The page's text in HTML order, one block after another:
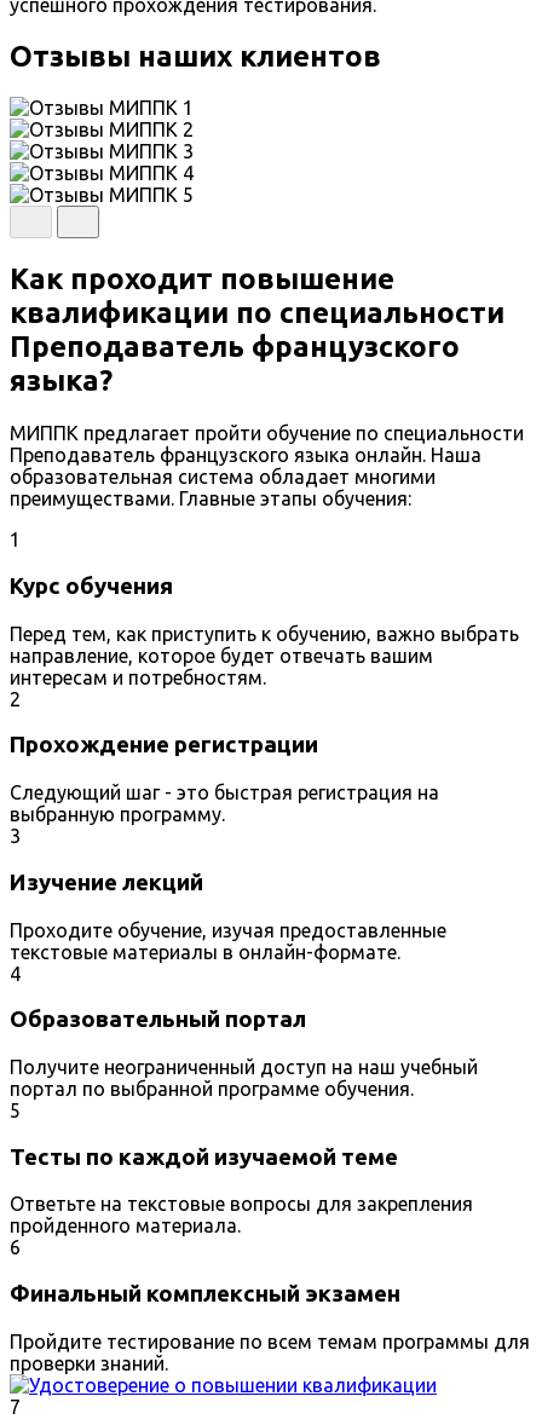
успешного прохождения тестирования.
Отзывы наших клиентов
Как проходит повышение
квалификации по специальности
Преподаватель французского
языка?
МИППК предлагает пройти обучение по специальности
Преподаватель французского языка онлайн. Наша
образовательная система обладает многими
преимуществами. Главные этапы обучения:
1
Курс обучения
Перед тем, как приступить к обучению, важно выбрать
направление, которое будет отвечать вашим
интересам и потребностям.
2
Прохождение регистрации
Следующий шаг - это быстрая регистрация на
выбранную программу.
3
Изучение лекций
Проходите обучение, изучая предоставленные
текстовые материалы в онлайн-формате.
4
Образовательный портал
Получите неограниченный доступ на наш учебный
портал по выбранной программе обучения.
5
Тесты по каждой изучаемой теме
Ответьте на текстовые вопросы для закрепления
пройденного материала.
6
Финальный комплексный экзамен
Пройдите тестирование по всем темам программы для
проверки знаний.
7